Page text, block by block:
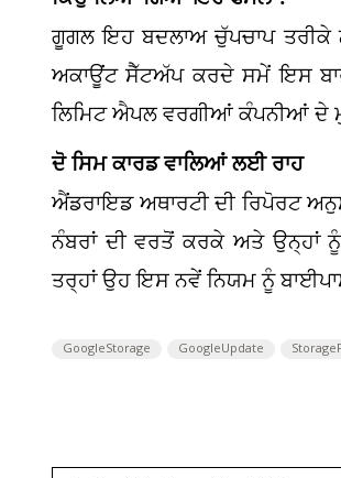
ਗੂਗਲ ਇਹ ਬਦਲਾਅ ਚੁੱਪਚਾਪ ਤਰੀਕੇ
ਅਕਾਊਂਟ ਸੈੱਟਅੱਪ ਕਰਦੇ ਸਮੇਂ ਇਸ ਬਾਰੇ
ਲਿਮਿਟ ਐਪਲ ਵਰਗੀਆਂ ਕੰਪਨੀਆਂ ਦੇ
ਦੋ ਸਿਮ ਕਾਰਡ ਵਾਲਿਆਂ ਲਈ ਰਾਹ
ਐਂਡਰਾਇਡ ਅਥਾਰਟੀ ਦੀ ਰਿਪੋਰਟ
ਨੰਬਰਾਂ ਦੀ ਵਰਤੋਂ ਕਰਕੇ ਅਤੇ ਉਨ੍ਹਾਂ
ਤਰ੍ਹਾਂ ਉਹ ਇਸ ਨਵੇਂ ਨਿਯਮ ਨੂੰ
GoogleStorage GoogleUpdate